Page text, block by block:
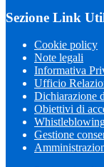
Sezione Link
Cookie policy
Note legali
Informativa
Ufficio
Dichiarazione
Obiettivi di
Gestione